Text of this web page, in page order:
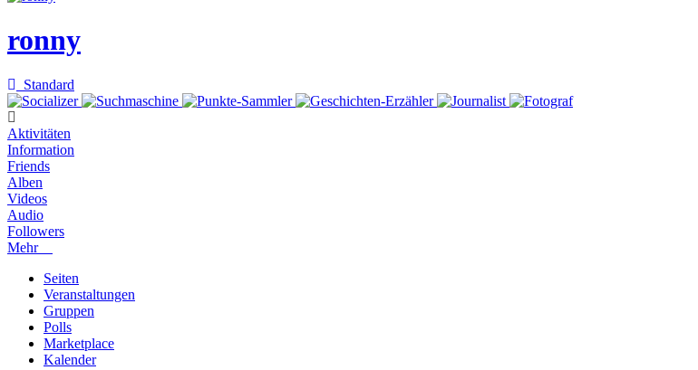
ronny
Standard
Aktivitäten
Information
Friends
Alben
Videos
Audio
Followers
Mehr
Seiten
Veranstaltungen
Gruppen
Polls
Marketplace
Kalender